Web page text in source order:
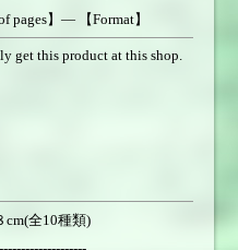
pages】― 【Format】
of book】４ｇ
get this product at this shop.
cm(全10種類)